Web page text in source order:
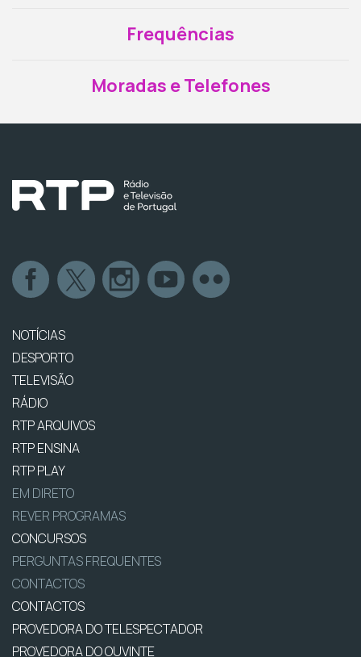
Frequências
Moradas e Telefones
NOTÍCIAS
DESPORTO
TELEVISÃO
RÁDIO
RTP ARQUIVOS
RTP ENSINA
RTP PLAY
EM DIRETO
REVER PROGRAMAS
CONCURSOS
PERGUNTAS FREQUENTES
CONTACTOS
CONTACTOS
PROVEDORA DO TELESPECTADOR
PROVEDORA DO OUVINTE